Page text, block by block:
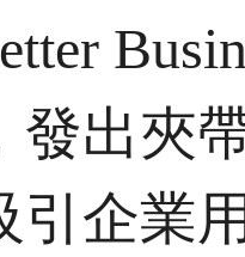
發出夾
引企業